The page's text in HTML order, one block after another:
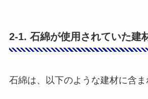
2-1. 石綿が使用されていた建
石綿は、以下のような建材に含ま